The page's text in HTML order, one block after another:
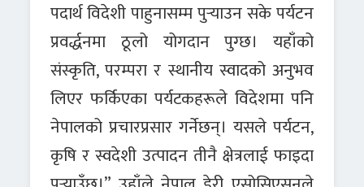
पदार्थ विदेशी पाहुनासम्म पुर्‍याउन सके पर्यटन
प्रवर्द्धनमा ठूलो योगदान पुग्छ। यहाँको
संस्कृति, परम्परा र स्थानीय स्वादको अनुभव
लिएर फर्किएका पर्यटकहरूले विदेशमा पनि
नेपालको प्रचारप्रसार गर्नेछन्। यसले पर्यटन,
कृषि र स्वदेशी उत्पादन तीनै क्षेत्रलाई फाइदा